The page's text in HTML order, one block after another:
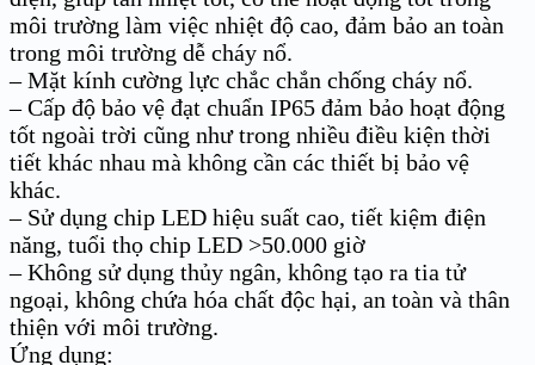
môi trường làm việc nhiệt độ cao, đảm bảo an toàn
trong môi trường dễ cháy nổ.
– Mặt kính cường lực chắc chắn chống cháy nổ.
– Cấp độ bảo vệ đạt chuẩn IP65 đảm bảo hoạt động
tốt ngoài trời cũng như trong nhiều điều kiện thời
tiết khác nhau mà không cần các thiết bị bảo vệ
khác.
– Sử dụng chip LED hiệu suất cao, tiết kiệm điện
năng, tuổi thọ chip LED >50.000 giờ
– Không sử dụng thủy ngân, không tạo ra tia tử
ngoại, không chứa hóa chất độc hại, an toàn và thân
thiện với môi trường.
Ứng dụng: